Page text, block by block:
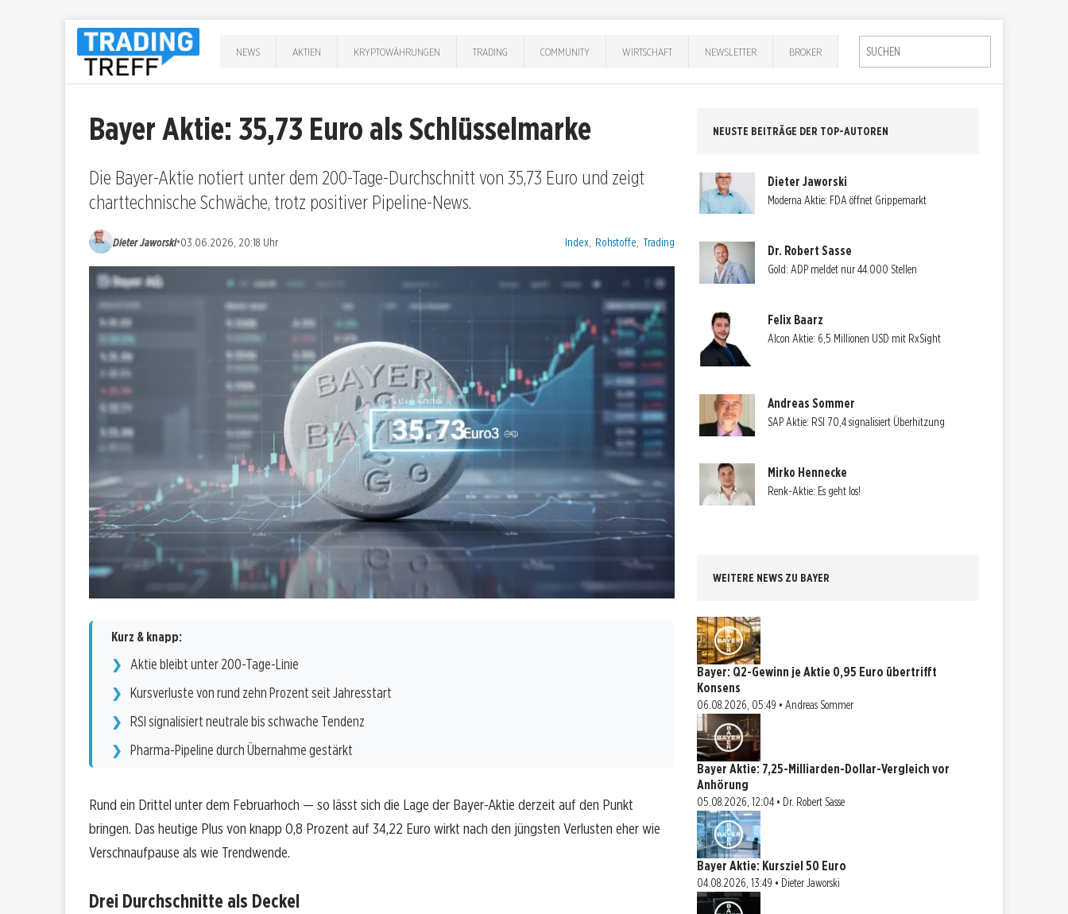
NEWS AKTIEN KRYPTOWÄHRUNGEN TRADING COMMUNITY WIRTSCHAFT NEWSLETTER BROKER
Bayer Aktie: 35,73 Euro als Schlüsselmarke
Die Bayer-Aktie notiert unter dem 200-Tage-Durchschnitt von 35,73 Euro und zeigt
charttechnische Schwäche, trotz positiver Pipeline-News.
Dieter Jaworski•03.06.2026, 20:18 Uhr Kategorien:
Index Rohstoffe Trading
Kurz & knapp:
Aktie bleibt unter 200-Tage-Linie
Kursverluste von rund zehn Prozent seit Jahresstart
RSI signalisiert neutrale bis schwache Tendenz
Pharma-Pipeline durch Übernahme gestärkt
Rund ein Drittel unter dem Februarhoch — so lässt sich die Lage der Bayer-Aktie derzeit auf den Punkt
bringen. Das heutige Plus von knapp 0,8 Prozent auf 34,22 Euro wirkt nach den jüngsten Verlusten eher wie
Verschnaufpause als wie Trendwende.
Drei Durchschnitte als Deckel
NEUSTE BEITRÄGE DER TOP-AUTOREN
Dieter Jaworski
Moderna Aktie: FDA öffnet Grippemarkt
Dr. Robert Sasse
Gold: ADP meldet nur 44.000 Stellen
Felix Baarz
Alcon Aktie: 6,5 Millionen USD mit RxSight
Andreas Sommer
SAP Aktie: RSI 70,4 signalisiert Überhitzung
Mirko Hennecke
Renk-Aktie: Es geht los!
WEITERE NEWS ZU BAYER
Bayer: Q2-Gewinn je Aktie 0,95 Euro übertrifft
Konsens
06.08.2026, 05:49 • Andreas Sommer
Bayer Aktie: 7,25-Milliarden-Dollar-Vergleich vor
Anhörung
05.08.2026, 12:04 • Dr. Robert Sasse
Bayer Aktie: Kursziel 50 Euro
04.08.2026, 13:49 • Dieter Jaworski